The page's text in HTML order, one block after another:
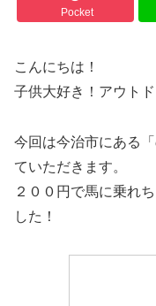
Pocket
こんにちは！
子供大好き！アウト
今回は今治市にある
ていただきます。
２００円で馬に乗れ
した！